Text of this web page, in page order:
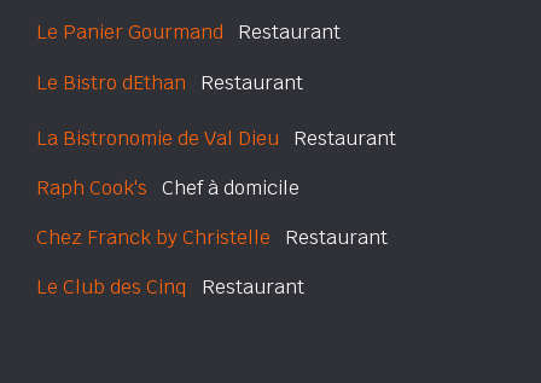
Le Panier Gourmand Restaurant
Le Bistro dEthan Restaurant
La Bistronomie de Val Dieu Restaurant
Raph Cook's Chef à domicile
Chez Franck by Christelle Restaurant
Le Club des Cinq Restaurant